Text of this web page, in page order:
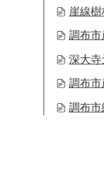
崖線
調布
深大
調布
調布